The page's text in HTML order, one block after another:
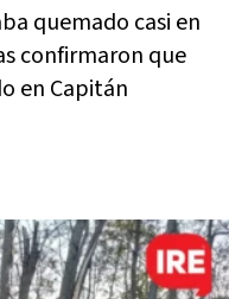
quemado casi en
confirmaron que
en Capitán